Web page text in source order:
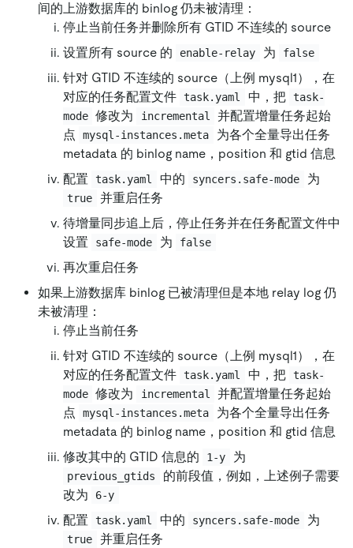
间的上游数据库的 binlog 仍未被清理：
停止当前任务并删除所有 GTID 不连续的 source
设置所有 source 的
enable-relay 为 false
针对 GTID 不连续的 source（上例 mysql1），在
对应的任务配置文件 task.yaml 中，把 task-
mode 修改为 incremental
并配置增量任务起始
点
mysql-instances.meta
为各个全量导出任务
metadata 的 binlog name，position 和 gtid 信息
配置
task.yaml 中的 syncers.safe-mode 为
true
并重启任务
待增量同步追上后，停止任务并在任务配置文件中
设置
safe-mode 为 false
再次重启任务
如果上游数据库 binlog 已被清理但是本地 relay log 仍
未被清理：
停止当前任务
针对 GTID 不连续的 source（上例 mysql1），在
对应的任务配置文件 task.yaml 中，把 task-
mode 修改为 incremental
并配置增量任务起始
点
mysql-instances.meta
为各个全量导出任务
metadata 的 binlog name，position 和 gtid 信息
修改其中的 GTID 信息的
1-y 为
previous_gtids
的前段值，例如，上述例子需要
改为
6-y
配置 task.yaml 中的 syncers.safe-mode 为
true
并重启任务